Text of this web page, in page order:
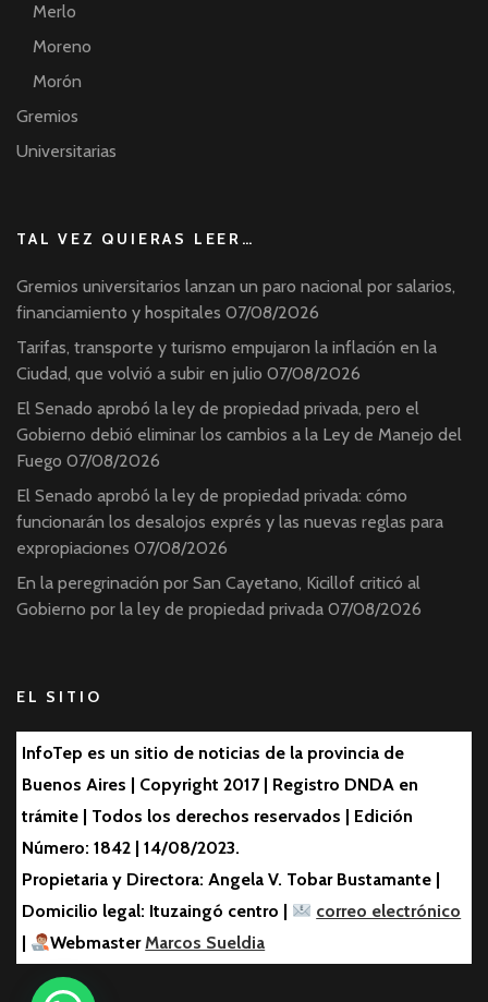
Merlo
Moreno
Morón
Gremios
Universitarias
TAL VEZ QUIERAS LEER…
Gremios universitarios lanzan un paro nacional por salarios,
financiamiento y hospitales 07/08/2026
Tarifas, transporte y turismo empujaron la inflación en la
Ciudad, que volvió a subir en julio 07/08/2026
El Senado aprobó la ley de propiedad privada, pero el
Gobierno debió eliminar los cambios a la Ley de Manejo del
Fuego 07/08/2026
El Senado aprobó la ley de propiedad privada: cómo
funcionarán los desalojos exprés y las nuevas reglas para
expropiaciones 07/08/2026
En la peregrinación por San Cayetano, Kicillof criticó al
Gobierno por la ley de propiedad privada 07/08/2026
EL SITIO
InfoTep es un sitio de noticias de la provincia de
Buenos Aires | Copyright 2017 | Registro DNDA en
trámite | Todos los derechos reservados | Edición
Número: 1842 | 14/08/2023.
Propietaria y Directora: Angela V. Tobar Bustamante |
Domicilio legal: Ituzaingó centro |
correo electrónico
WebmasterMarcos Sueldia